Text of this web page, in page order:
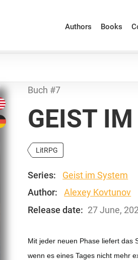
Authors Books
Buch #7
GEIST
LitRPG
Series:
Geist im System
Author:
Alexey Kovtunov
Release date: 27 June,
Mit jeder neuen Phase liefert das
wenn es eines Tages nicht mehr